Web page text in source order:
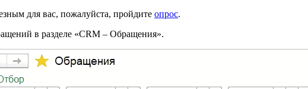
для вас, пожалуйста, пройдите опрос.
в разделе «CRM – Обращения».